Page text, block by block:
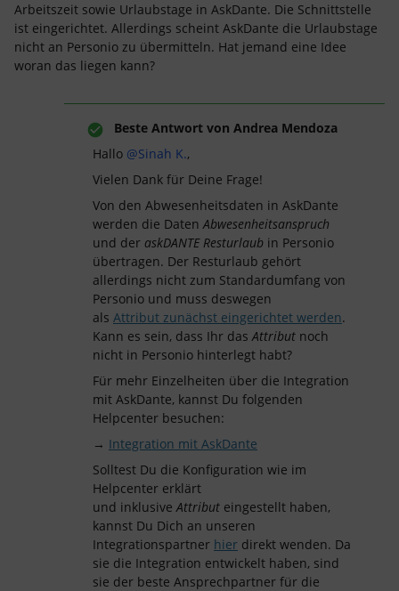
Arbeitszeit sowie Urlaubstage in AskDante. Die Schnittstelle
ist eingerichtet. Allerdings scheint AskDante die Urlaubstage
nicht an Personio zu übermitteln. Hat jemand eine Idee
woran das liegen kann?
Beste Antwort von Andrea Mendoza
Hallo @Sinah K.,
Vielen Dank für Deine Frage!
Von den Abwesenheitsdaten in AskDante
werden die DatenAbwesenheitsanspruch
und der askDANTE Resturlaub in Personio
übertragen. Der Resturlaub gehört
allerdings nicht zum Standardumfang von
Personio und muss deswegen
als Attribut zunächst eingerichtet werden.
Kann es sein, dass Ihr dasAttribut noch
nicht in Personio hinterlegt habt?
Für mehr Einzelheiten über die Integration
mit AskDante, kannst Du folgenden
Helpcenter besuchen:
→ Integration mit AskDante
Solltest Du die Konfiguration wie im
Helpcenter erklärt
und inklusiveAttribut eingestellt haben,
kannst Du Dich an unseren
Integrationspartner hier direkt wenden. Da
sie die Integration entwickelt haben, sind
sie der beste Ansprechpartner für die